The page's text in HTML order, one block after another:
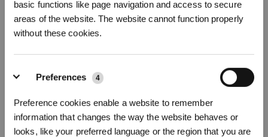
basic functions like page navigation and access to secure
areas of the website. The website cannot function properly
without these cookies.
Preferences 4
Preference cookies enable a website to remember
information that changes the way the website behaves or
looks, like your preferred language or the region that you are
Das ist kein Problem, wenn die Einrichtung deiner Wohnung eine
Speisekammer zulässt. In einer Einzimmerwohnung zum Beispiel
ist es jedoch wesentlich schwieriger, solche Haushaltsgeräte zu
ECOVACS DEEBOT: Der beste
Saugroboter mit Wischfunktion